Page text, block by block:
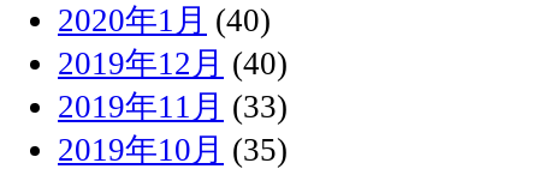
2020年1月 (40)
2019年12月 (40)
2019年11月 (33)
2019年10月 (35)